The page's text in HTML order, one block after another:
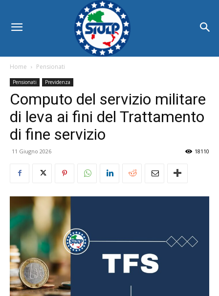
Home Pensionati
Pensionati Previdenza
Computo del servizio militare
di leva ai fini del Trattamento
di fine servizio
11 Giugno 2026 18110